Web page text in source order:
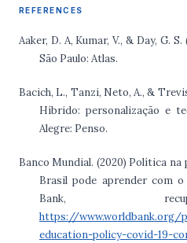
REFERENCES
Aaker, D. A, Kumar, V., & Day, G.
São Paulo: Atlas.
Bacich, L., Tanzi, Neto, A., &
Híbrido: personalização e
Alegre: Penso.
Banco Mundial. (2020) Política na
Brasil pode aprender com
Bank,
https://
education-policy-covid-19-